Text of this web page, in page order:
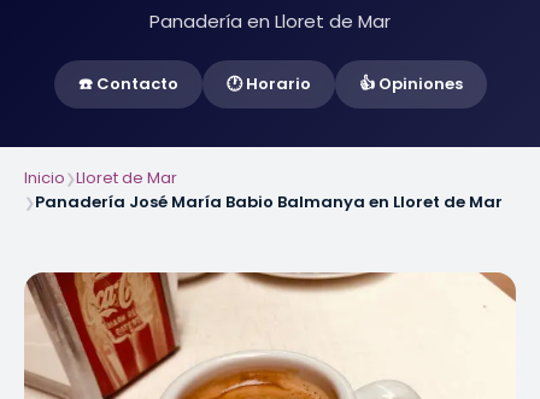
Panadería en Lloret de Mar
☎️ Contacto 🕐 Horario 👍 Opiniones
Inicio❯Lloret de Mar
❯Panadería José María Babio Balmanya en Lloret de Mar